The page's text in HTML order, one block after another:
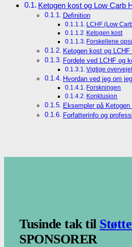
Ketogen kost og Low Carb
Definition
LCHF (Low
Ketogen kost
Forskellene
Ketogen kost og
Fordele ved LCHF og
Vigtige
Hvordan ved jeg om
Forskningen
Konklusion
Eksempler på
Forfatterinfo og
Tusinde tak til
SPONSORER